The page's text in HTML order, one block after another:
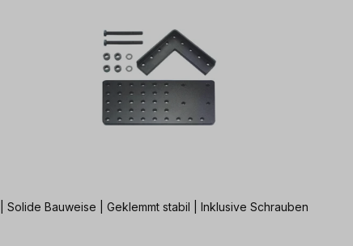
Bauweise | Geklemmt stabil | Inklusive Schrauben